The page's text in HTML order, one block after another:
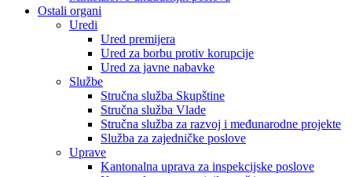
Ostali organi
Uredi
Ured premijera
Ured za borbu protiv korupcije
Ured za javne nabavke
Službe
Stručna služba Skupštine
Stručna služba Vlade
Stručna služba za razvoj i međunarodne projekte
Služba za zajedničke poslove
Uprave
Kantonalna uprava za inspekcijske poslove